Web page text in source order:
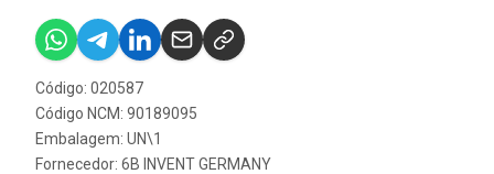
Código: 020587
Código NCM: 90189095
Embalagem: UN\1
Fornecedor: 6B INVENT GERMANY